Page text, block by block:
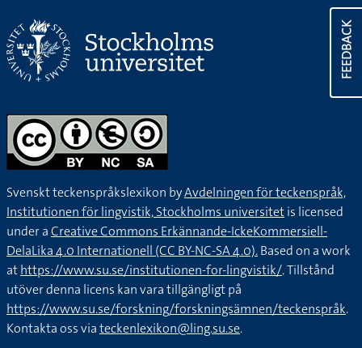
FEEDBACK
Svenskt teckenspråkslexikon byAvdelningen för teckenspråk,
Institutionen för lingvistik, Stockholms universitetis licensed
under aCreative Commons Erkännande-IckeKommersiell-
DelaLika 4.0 Internationell (CC BY-NC-SA 4.0).Based on a work
athttps://www.su.se/institutionen-for-lingvistik/. Tillstånd
utöver denna licens kan vara tillgängligt på
https://www.su.se/forskning/forskningsämnen/teckenspråk.
Kontakta oss viateckenlexikon@ling.su.se.